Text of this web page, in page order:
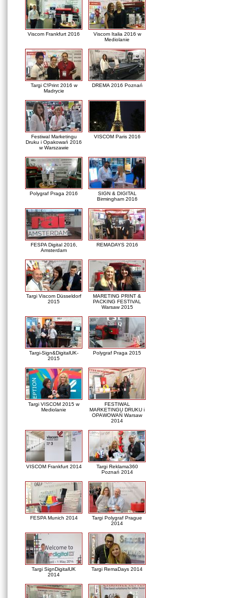
Viscom Frankfurt 2016
Viscom Italia 2016 w
Mediolanie
Targi C!Print 2016 w
Madrycie
DREMA 2016 Poznań
Festiwal Marketingu
Druku i Opakowań 2016
w Warszawie
VISCOM Paris 2016
Polygraf Praga 2016
SIGN & DIGITAL
Birmingham 2016
FESPA Digital 2016,
Amsterdam
REMADAYS 2016
Targi Viscom Düsseldorf
2015
MARETING PRINT &
PACKING FESTIVAL
Warsaw 2015
Targi-Sign&DigitalUK-
2015
Polygraf Praga 2015
Targi VISCOM 2015 w
Mediolanie
FESTIWAL
MARKETINGU DRUKU i
OPAWOWAŃ Warsaw
2014
VISCOM Frankfurt 2014
Targi Reklama360
Poznań 2014
FESPA Munich 2014
Targi Polygraf Prague
2014
Targi SignDigitalUK
2014
Targi RemaDays 2014